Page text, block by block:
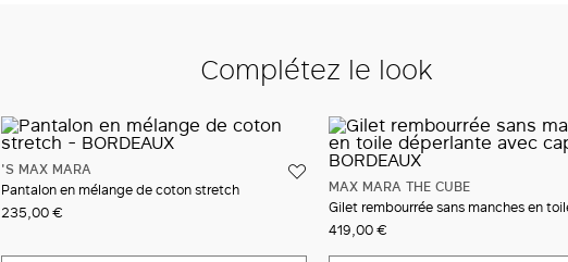
Complétez le look
'S MAX MARA
Pantalon en mélange de coton stretch
235,00 €
MAX MARA THE CUBE
419,00 €